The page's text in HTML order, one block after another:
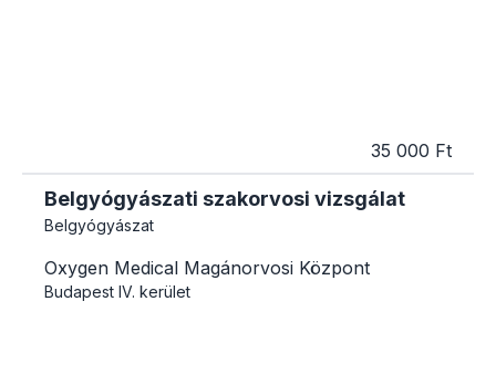
35 000 Ft
Belgyógyászati szakorvosi vizsgálat
Belgyógyászat
Oxygen Medical Magánorvosi Központ
Budapest IV. kerület